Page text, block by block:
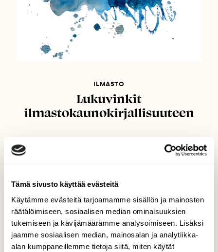
Tämä sivusto käyttää evästeitä
Käytämme evästeitä tarjoamamme sisällön ja mainosten
räätälöimiseen, sosiaalisen median ominaisuuksien
tukemiseen ja kävijämäärämme analysoimiseen. Lisäksi
jaamme sosiaalisen median, mainosalan ja analytiikka-
alan kumppaneillemme tietoja siitä, miten käytät
ILMASTO
Lukuvinkit
ilmastokaunokirjallisuuteen